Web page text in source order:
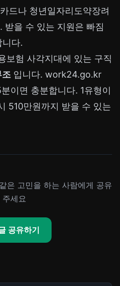
드나 청년일자리도약장려
받을 수 있는 지원은 빠짐
니다.
보험 사각지대에 있는 구직
조 입니다. work24.go.kr
이면 충분합니다. 1유형이
510만원까지 받을 수 있는
은 고민을 하는 사람에게 공유
주세요
공유하기